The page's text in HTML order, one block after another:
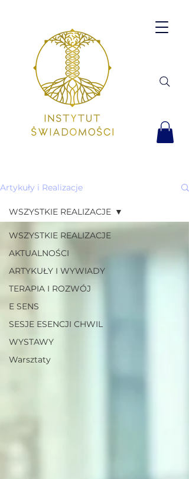
Artykuły i Realizacje
WSZYSTKIE REALIZACJE
AKTUALNOŚCI
ARTYKUŁY I WYWIADY
TERAPIA I ROZWÓJ
E SENS
SESJE ESENCJI CHWIL
WYSTAWY
Warsztaty
WSZYSTKIE REALIZACJE